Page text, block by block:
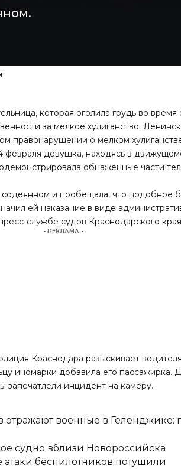
которая оголила грудь во
за мелкое хулиганство.
правонарушении о мелком
февраля девушка, находясь в
обнаженные части
содеянном и пообещала, что подобное
ей наказание в виде
службе судов Краснодарского
- РЕКЛАМА -
Краснодара разыскивает
иномарки добавила его пассажирка.
инцидент на камеру.
отражают военные в Геленджике:
судно вблизи Новороссийска
беспилотников потушили